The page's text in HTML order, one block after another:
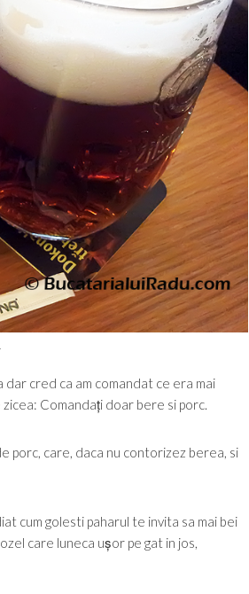
dar cred ca am comandat ce era mai
Comandați doar bere si porc.
porc, care, daca nu contorizez berea, si
cum golesti paharul te invita sa mai bei
care luneca ușor pe gat in jos,